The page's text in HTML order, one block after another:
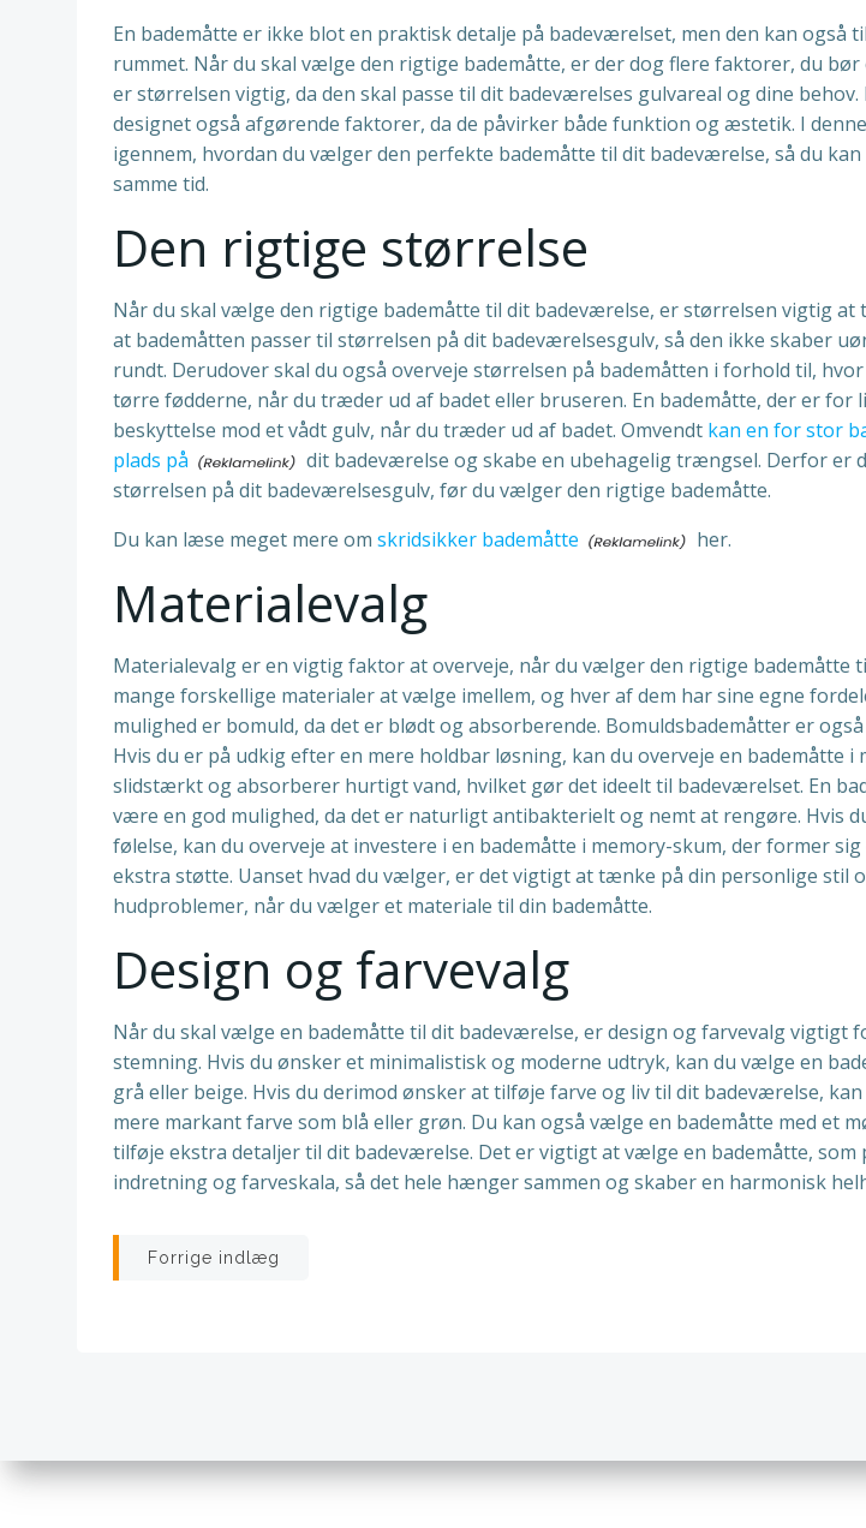
En bademåtte er ikke blot en praktisk detalje på badeværelset, men den kan også
rummet. Når du skal vælge den rigtige bademåtte, er der dog flere faktorer, du
er størrelsen vigtig, da den skal passe til dit badeværelses gulvareal og dine
designet også afgørende faktorer, da de påvirker både funktion og æstetik. I
igennem, hvordan du vælger den perfekte bademåtte til dit badeværelse, så du
samme tid.
Den rigtige størrelse
Når du skal vælge den rigtige bademåtte til dit badeværelse, er størrelsen vigtig at
at bademåtten passer til størrelsen på dit badeværelsesgulv, så den ikke skaber
rundt. Derudover skal du også overveje størrelsen på bademåtten i forhold til,
tørre fødderne, når du træder ud af badet eller bruseren. En bademåtte, der er
beskyttelse mod et vådt gulv, når du træder ud af badet. Omvendt kan en for stor
plads på
dit badeværelse og skabe en ubehagelig trængsel. Derfor er
størrelsen på dit badeværelsesgulv, før du vælger den rigtige bademåtte.
Du kan læse meget mere om skridsikker bademåtte her.
Materialevalg
Materialevalg er en vigtig faktor at overveje, når du vælger den rigtige bademåtte
mange forskellige materialer at vælge imellem, og hver af dem har sine egne
mulighed er bomuld, da det er blødt og absorberende. Bomuldsbademåtter er
Hvis du er på udkig efter en mere holdbar løsning, kan du overveje en bademåtte
slidstærkt og absorberer hurtigt vand, hvilket gør det ideelt til badeværelset. En
være en god mulighed, da det er naturligt antibakterielt og nemt at rengøre. Hvis
følelse, kan du overveje at investere i en bademåtte i memory-skum, der former
ekstra støtte. Uanset hvad du vælger, er det vigtigt at tænke på din personlige stil
hudproblemer, når du vælger et materiale til din bademåtte.
Design og farvevalg
Når du skal vælge en bademåtte til dit badeværelse, er design og farvevalg vigtigt
stemning. Hvis du ønsker et minimalistisk og moderne udtryk, kan du vælge en
grå eller beige. Hvis du derimod ønsker at tilføje farve og liv til dit badeværelse,
mere markant farve som blå eller grøn. Du kan også vælge en bademåtte med et
tilføje ekstra detaljer til dit badeværelse. Det er vigtigt at vælge en bademåtte, som
indretning og farveskala, så det hele hænger sammen og skaber en harmonisk
Indlægsnavigation
Forrige indlæg